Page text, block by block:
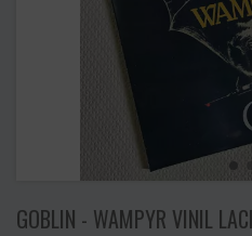
GOBLIN - WAMPYR VINIL